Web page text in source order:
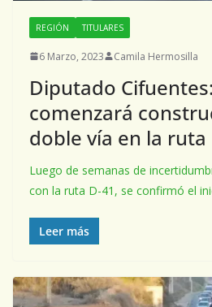
REGIÓN TITULARES
6 Marzo, 2023 Camila Hermosilla
Diputado
comenzará
doble vía en la ruta
Luego de semanas de
con la ruta D-41, se confirmó el
Leer más